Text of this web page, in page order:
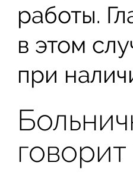
работы.
в этом
при